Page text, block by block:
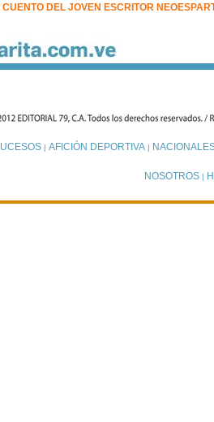
DEL JOVEN ESCRITOR
| AFICIÓN DEPORTIVA|
NOSOTROS |